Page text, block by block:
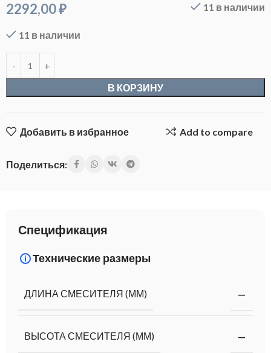
2292,00₽ 11 в наличии
11 в наличии
В КОРЗИНУ
Добавить в избранное Add to compare
Поделиться:
Спецификация
Технические размеры
ДЛИНА СМЕСИТЕЛЯ (ММ) —
ВЫСОТА СМЕСИТЕЛЯ (ММ) —